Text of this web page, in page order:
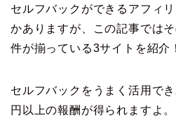
セルフバックができるアフィ
かありますが、この記事では
件が揃っている3サイトを紹介！
セルフバックをうまく活用で
円以上の報酬が得られますよ。